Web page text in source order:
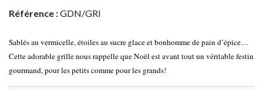
Référence :GDN/GRI
Sablés au vermicelle, étoiles au sucre glace et bonhomme de pain d’épice…
Cette adorable grille nous rappelle que Noël est avant tout un véritable festin
gourmand, pour les petits comme pour les grands!